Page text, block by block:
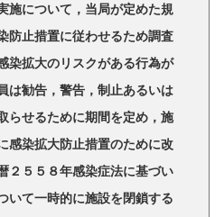
施について，当局が定めた規
防止措置に従わせるため調査
染拡大のリスクがある行為が
は勧告，警告，制止あるいは
らせるために期間を定め，施
感染拡大防止措置のために改
２５５８年感染症法に基づい
いて一時的に施設を閉鎖する